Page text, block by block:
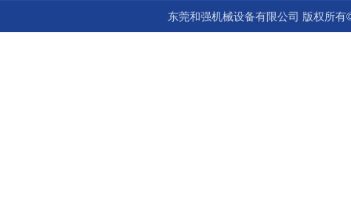
东莞和强机械设备有限公司 版权所